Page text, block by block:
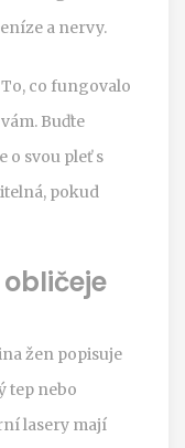
a nervy.
co fungovalo
Buďte
o svou pleť s
pokud
žen popisuje
tep nebo
lasery mají